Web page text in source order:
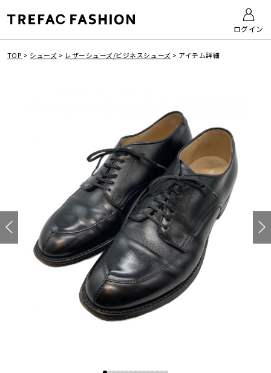
ログイン
TOP > シューズ > レザーシューズ/ビジネスシューズ > アイテム詳細